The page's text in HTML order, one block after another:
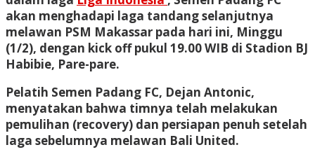
akan menghadapi laga tandang selanjutnya
melawan PSM Makassar pada hari ini, Minggu
(1/2), dengan kick off pukul 19.00 WIB di Stadion BJ
Habibie, Pare-pare.
Pelatih Semen Padang FC, Dejan Antonic,
menyatakan bahwa timnya telah melakukan
pemulihan (recovery) dan persiapan penuh setelah
laga sebelumnya melawan Bali United.